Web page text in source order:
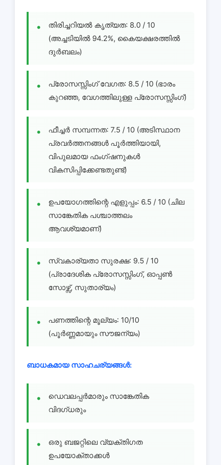
തിരിച്ചറിയൽ കൃത്യത: 8.0 / 10
(അച്ചടിയിൽ 94.2%, കൈയക്ഷരത്തിൽ
ദുർബലം)
പ്രോസസ്സിംഗ് വേഗത: 8.5 / 10 (ഭാരം
കുറഞ്ഞ, വേഗത്തിലുള്ള പ്രോസസ്സിംഗ്)
ഫീച്ചർ സമ്പന്നത: 7.5 / 10 (അടിസ്ഥാന
പ്രവർത്തനങ്ങൾ പൂർത്തിയായി,
വിപുലമായ ഫംഗ്ഷനുകൾ
വികസിപ്പിക്കേണ്ടതുണ്ട്)
ഉപയോഗത്തിന്റെ എളുപ്പം: 6.5 / 10 (ചില
സാങ്കേതിക പശ്ചാത്തലം
ആവശ്യമാണ്)
സ്വകാര്യതാ സുരക്ഷ: 9.5 / 10
(പ്രാദേശിക പ്രോസസ്സിംഗ്, ഓപ്പൺ
സോഴ്സ്, സുതാര്യം)
പണത്തിന്റെ മൂല്യം: 10/10
(പൂർണ്ണമായും സൗജന്യം)
ബാധകമായ സാഹചര്യങ്ങൾ:
ഡെവലപ്പർമാരും സാങ്കേതിക
വിദഗ്ധരും
ഒരു ബജറ്റിലെ വ്യക്തിഗത
ഉപയോക്താക്കൾ